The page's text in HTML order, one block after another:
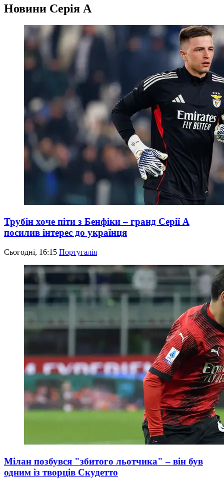
Новини Серія А
Трубін хоче піти з Бенфіки – гранд Серії А
посилив інтерес до українця
Сьогодні, 16:15 Португалія
Мілан позбувся "збитого льотчика" – він був
одним із творців Скудетто